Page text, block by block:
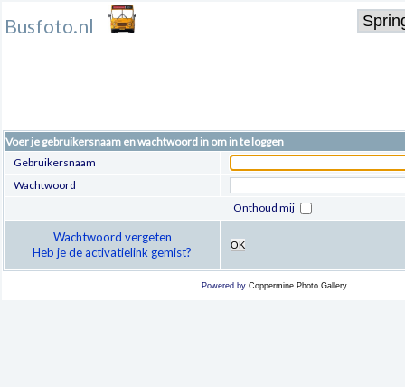
Busfoto.nl
Voer je gebruikersnaam en wachtwoord in om in te loggen
Gebruikersnaam
Wachtwoord
Onthoud mij
Wachtwoord vergeten
Heb je de activatielink gemist?
OK
Powered by Coppermine Photo Gallery